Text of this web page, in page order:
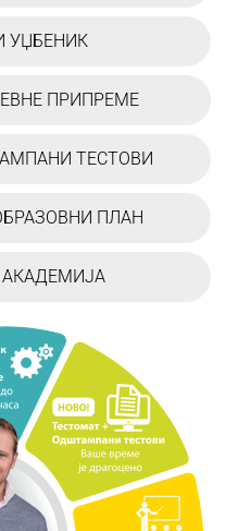
УЏБЕНИК
ПРИПРЕМЕ
ТЕСТОВИ
ПЛАН
АКАДЕМИЈА